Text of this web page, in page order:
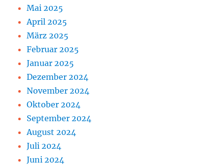
Mai 2025
April 2025
März 2025
Februar 2025
Januar 2025
Dezember 2024
November 2024
Oktober 2024
September 2024
August 2024
Juli 2024
Juni 2024